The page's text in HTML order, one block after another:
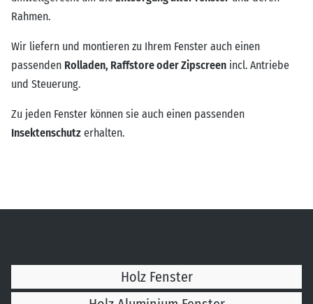
Rahmen.
Wir liefern und montieren zu Ihrem Fenster auch einen
passenden Rolladen, Raffstore oder Zipscreen incl. Antriebe
und Steuerung.
Zu jeden Fenster können sie auch einen passenden
Insektenschutz erhalten.
Holz Fenster